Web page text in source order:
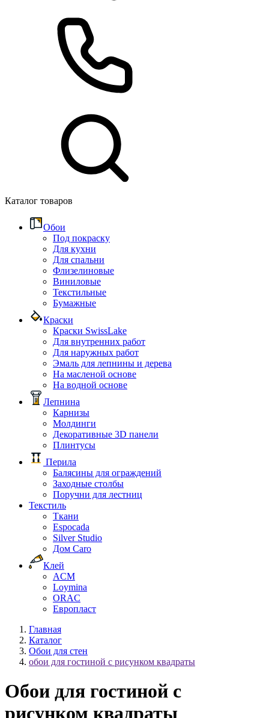
Каталог товаров
Обои
Под покраску
Для кухни
Для спальни
Флизелиновые
Виниловые
Текстильные
Бумажные
Краски
Краски SwissLake
Для внутренних работ
Для наружных работ
Эмаль для лепнины и дерева
На масленой основе
На водной основе
Лепнина
Карнизы
Молдинги
Декоративные 3D панели
Плинтусы
Перила
Балясины для ограждений
Заходные столбы
Поручни для лестниц
Текстиль
Ткани
Espocada
Silver Studio
Дом Caro
Клей
ACM
Loymina
ORAC
Европласт
Главная
Каталог
Обои для стен
обои для гостиной с рисунком квадраты
Обои для гостиной с
рисунком квадраты